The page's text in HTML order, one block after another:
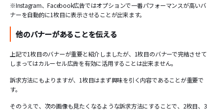
※Instagram、Facebook広告ではオプションで一番パフォーマンスが高いバ
ナーを自動的に1枚目に表示させることが出来ます。
他のバナーがあることを伝える
上記で1枚目のバナーが重要と紹介しましたが、1枚目のバナーで完結させて
しまってはカルーセル広告を有効に活用することは出来ません。
訴求方法にもよりますが、1枚目はまず興味を引く内容であることが重要で
す。
そのうえで、次の画像も見たくなるような訴求方法にすることで、2枚目、3